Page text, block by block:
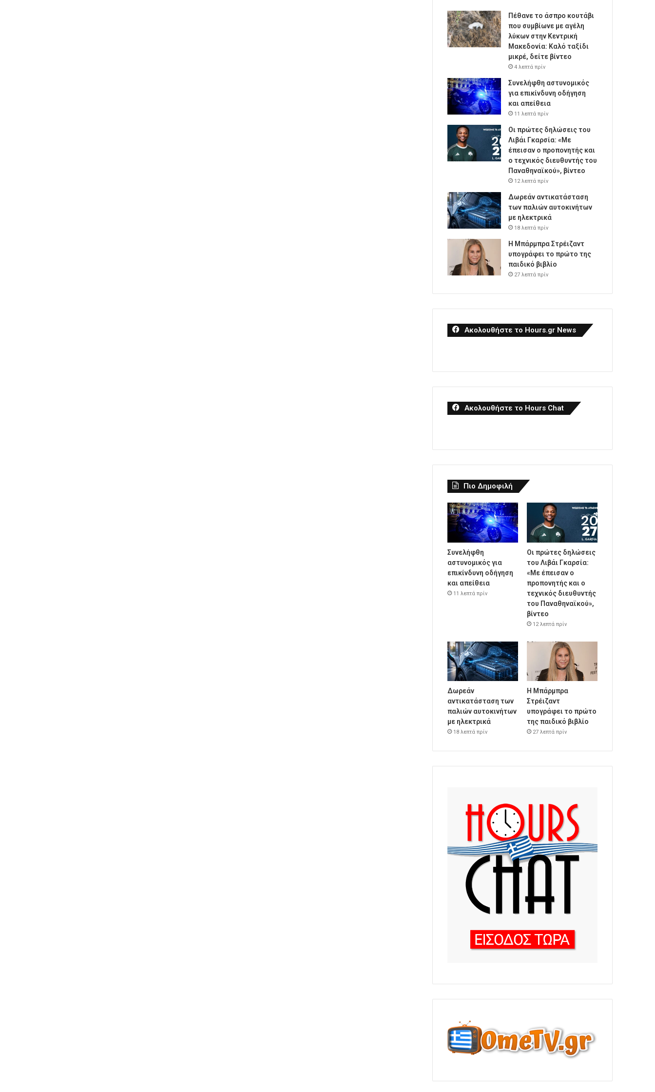
Πέθανε το άσπρο κουτάβι
που συμβίωνε με αγέλη
λύκων στην Κεντρική
Μακεδονία: Καλό ταξίδι
μικρέ, δείτε βίντεο
4 λεπτά πρίν
Συνελήφθη αστυνομικός
για επικίνδυνη οδήγηση
και απείθεια
11 λεπτά πρίν
Οι πρώτες δηλώσεις του
Λιβάι Γκαρσία: «Με
έπεισαν ο προπονητής και
ο τεχνικός διευθυντής του
Παναθηναϊκού», βίντεο
12 λεπτά πρίν
Δωρεάν αντικατάσταση
των παλιών αυτοκινήτων
με ηλεκτρικά
18 λεπτά πρίν
Η Μπάρμπρα Στρέιζαντ
υπογράφει το πρώτο της
παιδικό βιβλίο
27 λεπτά πρίν
Ακολουθήστε το Hours.gr News
Ακολουθήστε το Hours Chat
Πιο Δημοφιλή
Συνελήφθη
αστυνομικός για
επικίνδυνη οδήγηση
και απείθεια
11 λεπτά πρίν
Οι πρώτες δηλώσεις
του Λιβάι Γκαρσία:
«Με έπεισαν ο
προπονητής και ο
τεχνικός διευθυντής
του Παναθηναϊκού»,
βίντεο
12 λεπτά πρίν
Δωρεάν
αντικατάσταση των
παλιών αυτοκινήτων
με ηλεκτρικά
18 λεπτά πρίν
Η Μπάρμπρα
Στρέιζαντ
υπογράφει το πρώτο
της παιδικό βιβλίο
27 λεπτά πρίν